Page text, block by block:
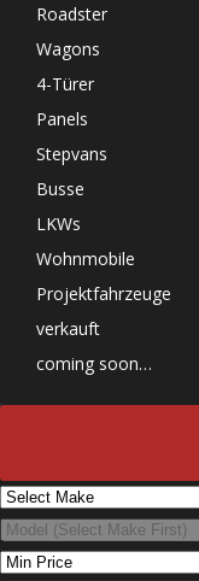
Roadster
Wagons
4-Türer
Panels
Stepvans
Busse
LKWs
Wohnmobile
Projektfahrzeuge
verkauft
coming soon…